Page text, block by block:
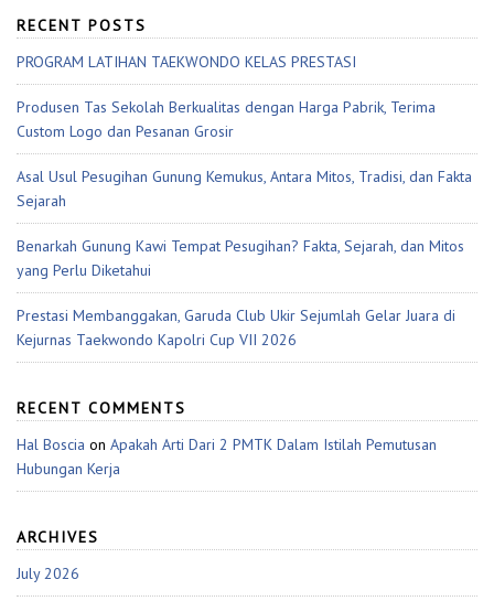
RECENT POSTS
PROGRAM LATIHAN TAEKWONDO KELAS PRESTASI
Produsen Tas Sekolah Berkualitas dengan Harga Pabrik, Terima
Custom Logo dan Pesanan Grosir
Asal Usul Pesugihan Gunung Kemukus, Antara Mitos, Tradisi, dan Fakta
Sejarah
Benarkah Gunung Kawi Tempat Pesugihan? Fakta, Sejarah, dan Mitos
yang Perlu Diketahui
Prestasi Membanggakan, Garuda Club Ukir Sejumlah Gelar Juara di
Kejurnas Taekwondo Kapolri Cup VII 2026
RECENT COMMENTS
Hal Boscia on Apakah Arti Dari 2 PMTK Dalam Istilah Pemutusan
Hubungan Kerja
ARCHIVES
July 2026